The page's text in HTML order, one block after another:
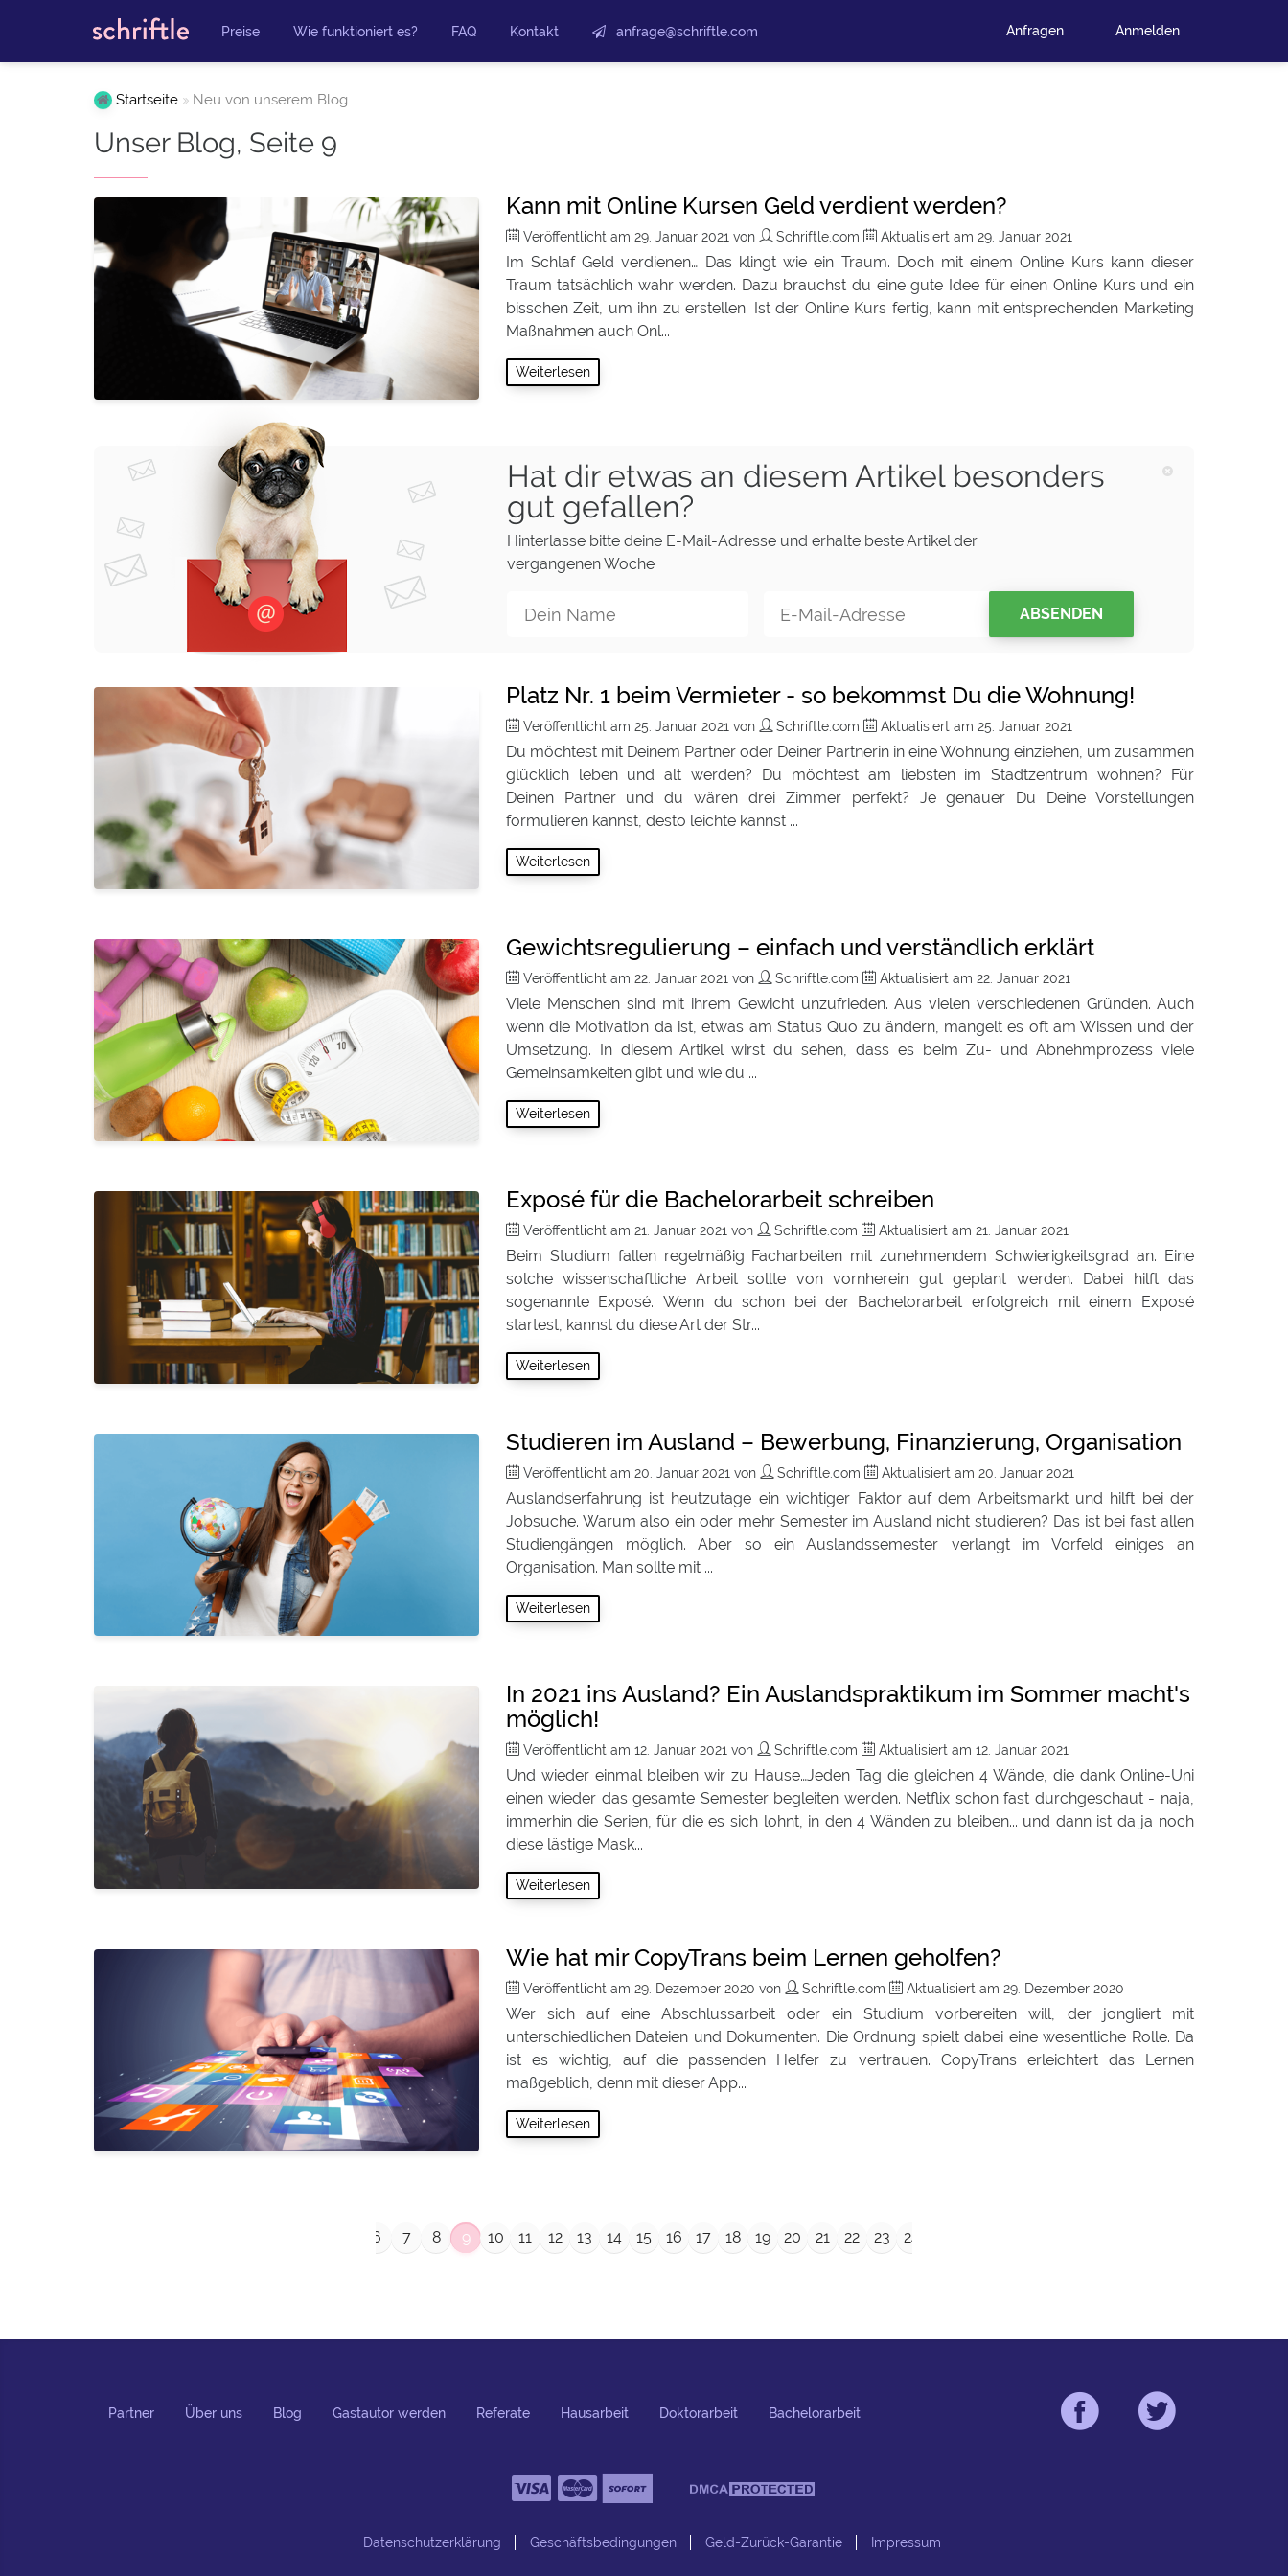
Preise Wie funktioniert es? FAQ Kontakt anfrage@schriftle.com Anfragen Anmelden
Startseite Neu von unserem Blog
Unser Blog, Seite 9
Kann mit Online Kursen Geld verdient werden?
Veröffentlicht am 29. Januar 2021 von Schriftle.com Aktualisiert am 29. Januar 2021
Im Schlaf Geld verdienen… Das klingt wie ein Traum. Doch mit einem Online Kurs kann dieser
Traum tatsächlich wahr werden. Dazu brauchst du eine gute Idee für einen Online Kurs und ein
bisschen Zeit, um ihn zu erstellen. Ist der Online Kurs fertig, kann mit entsprechenden Marketing
Maßnahmen auch Onl...
Weiterlesen
Hat dir etwas an diesem Artikel besonders
gut gefallen?
Hinterlasse bitte deine E-Mail-Adresse und erhalte beste Artikel der
vergangenen Woche
ABSENDEN
Platz Nr. 1 beim Vermieter - so bekommst Du die Wohnung!
Veröffentlicht am 25. Januar 2021 von Schriftle.com Aktualisiert am 25. Januar 2021
Du möchtest mit Deinem Partner oder Deiner Partnerin in eine Wohnung einziehen, um zusammen
glücklich leben und alt werden? Du möchtest am liebsten im Stadtzentrum wohnen? Für
Deinen Partner und du wären drei Zimmer perfekt? Je genauer Du Deine Vorstellungen
formulieren kannst, desto leichte kannst ...
Weiterlesen
Gewichtsregulierung – einfach und verständlich erklärt
Veröffentlicht am 22. Januar 2021 von Schriftle.com Aktualisiert am 22. Januar 2021
Viele Menschen sind mit ihrem Gewicht unzufrieden. Aus vielen verschiedenen Gründen. Auch
wenn die Motivation da ist, etwas am Status Quo zu ändern, mangelt es oft am Wissen und der
Umsetzung. In diesem Artikel wirst du sehen, dass es beim Zu- und Abnehmprozess viele
Gemeinsamkeiten gibt und wie du ...
Weiterlesen
Exposé für die Bachelorarbeit schreiben
Veröffentlicht am 21. Januar 2021 von Schriftle.com Aktualisiert am 21. Januar 2021
Beim Studium fallen regelmäßig Facharbeiten mit zunehmendem Schwierigkeitsgrad an. Eine
solche wissenschaftliche Arbeit sollte von vornherein gut geplant werden. Dabei hilft das
sogenannte Exposé. Wenn du schon bei der Bachelorarbeit erfolgreich mit einem Exposé
startest, kannst du diese Art der Str...
Weiterlesen
Studieren im Ausland – Bewerbung, Finanzierung, Organisation
Veröffentlicht am 20. Januar 2021 von Schriftle.com Aktualisiert am 20. Januar 2021
Auslandserfahrung ist heutzutage ein wichtiger Faktor auf dem Arbeitsmarkt und hilft bei der
Jobsuche. Warum also ein oder mehr Semester im Ausland nicht studieren? Das ist bei fast allen
Studiengängen möglich. Aber so ein Auslandssemester verlangt im Vorfeld einiges an
Organisation. Man sollte mit ...
Weiterlesen
In 2021 ins Ausland? Ein Auslandspraktikum im Sommer macht's
möglich!
Veröffentlicht am 12. Januar 2021 von Schriftle.com Aktualisiert am 12. Januar 2021
Und wieder einmal bleiben wir zu Hause…Jeden Tag die gleichen 4 Wände, die dank Online-Uni
einen wieder das gesamte Semester begleiten werden. Netflix schon fast durchgeschaut - naja,
immerhin die Serien, für die es sich lohnt, in den 4 Wänden zu bleiben... und dann ist da ja noch
diese lästige Mask...
Weiterlesen
Wie hat mir CopyTrans beim Lernen geholfen?
Veröffentlicht am 29. Dezember 2020 von Schriftle.com Aktualisiert am 29. Dezember 2020
Wer sich auf eine Abschlussarbeit oder ein Studium vorbereiten will, der jongliert mit
unterschiedlichen Dateien und Dokumenten. Die Ordnung spielt dabei eine wesentliche Rolle. Da
ist es wichtig, auf die passenden Helfer zu vertrauen. CopyTrans erleichtert das Lernen
maßgeblich, denn mit dieser App...
Weiterlesen
6 7 8 9 10 11 12 13 14 15 16 17 18 19 20 21 22 23 24
Partner Über uns Blog Gastautor werden Referate Hausarbeit Doktorarbeit Bachelorarbeit
Datenschutzerklärung Geschäftsbedingungen Geld-Zurück-Garantie Impressum